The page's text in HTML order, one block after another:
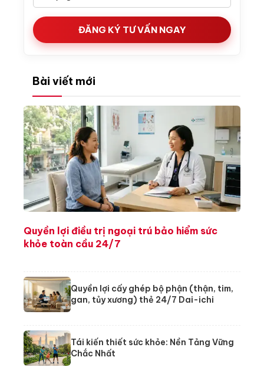
ĐĂNG KÝ TƯ VẤN NGAY
Bài viết mới
Quyền lợi điều trị ngoại trú bảo hiểm sức
khỏe toàn cầu 24/7
Quyền lợi cấy ghép bộ phận (thận, tim,
gan, tủy xương) thẻ 24/7 Dai-ichi
Tái kiến thiết sức khỏe: Nền Tảng Vững
Chắc Nhất